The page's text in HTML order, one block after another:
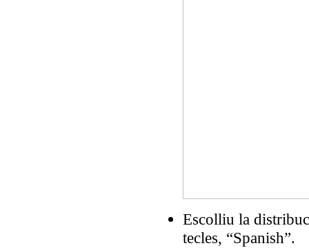
Escolliu la
tecles, “Spanish”.